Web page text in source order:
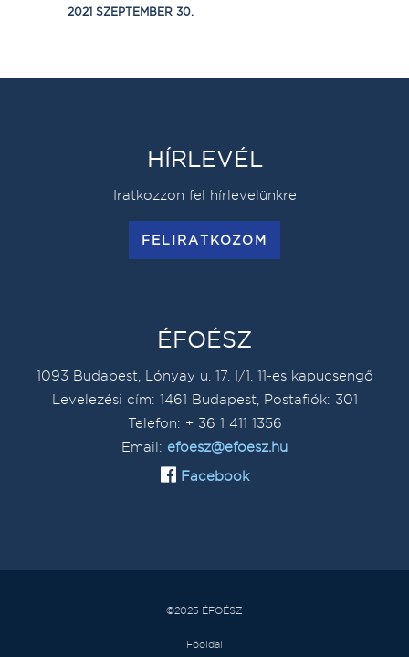
2021 SZEPTEMBER 30.
HÍRLEVÉL
Iratkozzon fel hírlevelünkre
FELIRATKOZOM
ÉFOÉSZ
1093 Budapest, Lónyay u. 17. I/1. 11-es kapucsengő
Levelezési cím: 1461 Budapest, Postafiók: 301
Telefon: + 36 1 411 1356
Email: efoesz@efoesz.hu
Facebook
©2025 ÉFOÉSZ
Főoldal